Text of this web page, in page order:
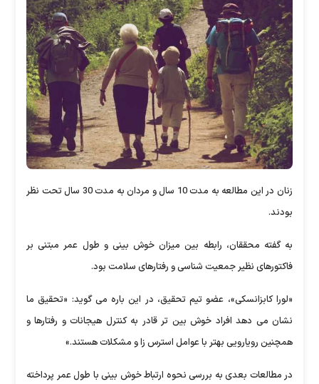
زنان در این مطالعه به مدت 10 سال و مردان به مدت 30 سال تحت نظر
بودند.
به گفته محققان، رابطه بین میزان خوش بینی و طول عمر مبتنی بر
فاکتورهای نظیر جمعیت شناسی و رفتارهای سلامت بود.
«لورا کابزانسکی»، عضو تیم تحقیق، در این باره می گوید: «تحقیق ما
نشان می دهد افراد خوش بین تر قادر به کنترل هیجانات و رفتارها و
همچنین رویارویی بهتر با عوامل استرس زا و مشکلات هستند.»
در مطالعات بعدی به بررسی نحوه ارتباط خوش بینی با طول عمر پرداخته